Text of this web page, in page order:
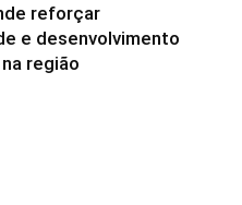
reforçar
e desenvolvimento
região